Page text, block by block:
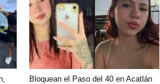
Bloquean el Paso del 40 en Acatlán